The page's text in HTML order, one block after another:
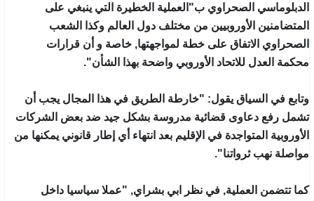
الدبلوماسي الصحراوي ب"العملية الخطيرة التي ينبغي على
المتضامنين الأوروبيين من مختلف دول العالم وكذا الشعب
الصحراوي الاتفاق على خطة لمواجهتها, خاصة و أن قرارات
محكمة العدل للاتحاد الأوروبي واضحة بهذا الشأن".
وتابع في السياق يقول: "خارطة الطريق في هذا المجال يجب أن
تشمل رفع دعاوى قضائية مدروسة بشكل جيد ضد بعض الشركات
الأوروبية المتواجدة في الإقليم بعد انتهاء أي إطار قانوني يمكنها من
مواصلة نهب ثرواتنا".
كما تتضمن العملية, في نظر ابي بشراي, "عملا سياسيا داخل